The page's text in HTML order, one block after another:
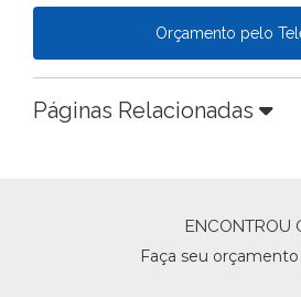
Orçamento pelo
Páginas Relacionadas
ENCONTROU
Faça seu